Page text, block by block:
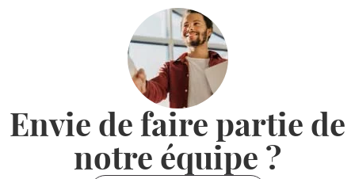
Envie de faire partie de
notre équipe ?